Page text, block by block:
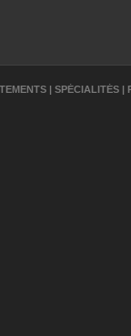
| SPÉCIALITÉS |